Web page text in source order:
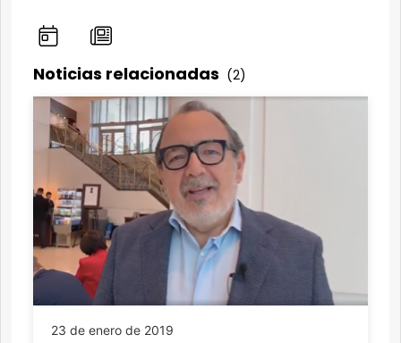
Noticias relacionadas (2)
23 de enero de 2019